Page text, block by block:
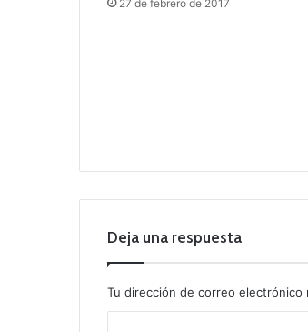
27 de febrero de 2017
Deja una respuesta
Tu dirección de correo electrónico